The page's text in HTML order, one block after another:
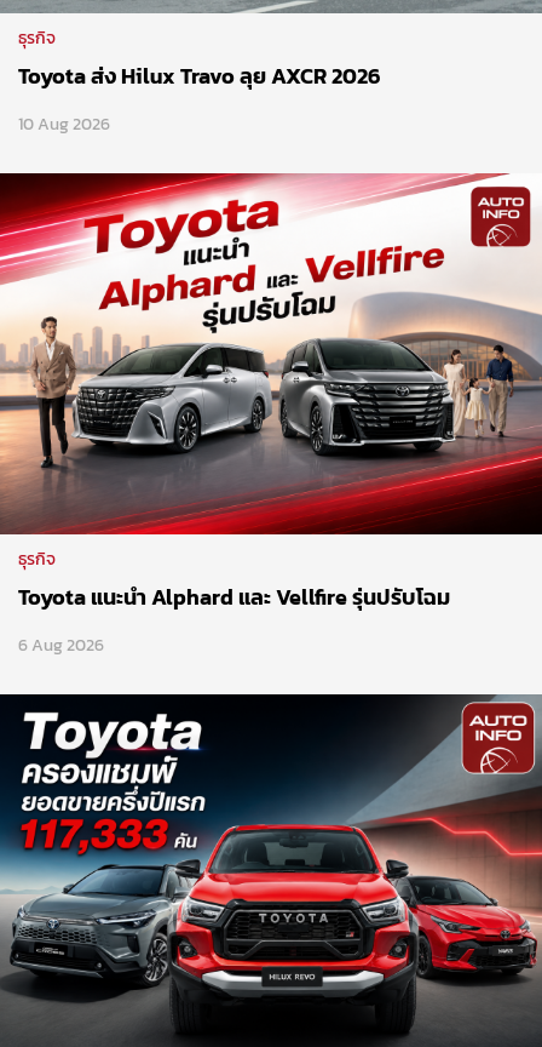
ธุรกิจ
Toyota ส่ง Hilux Travo ลุย AXCR 2026
10 Aug 2026
ธุรกิจ
Toyota แนะนำ Alphard และ Vellfire รุ่นปรับโฉม
6 Aug 2026